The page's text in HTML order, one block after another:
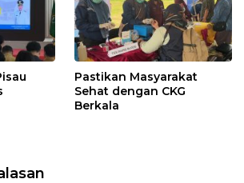
Pastikan Masyarakat
Sehat dengan CKG
Berkala